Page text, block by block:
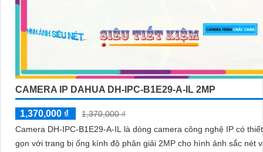
CAMERA IP DAHUA DH-IPC-B1E29-A-IL 2MP
1,370,000 ₫
1,370,000 ₫
Camera DH-IPC-B1E29-A-IL là dòng camera công nghệ IP có
gọn với trang bị ống kính độ phân giải 2MP cho hình ảnh sắc nét